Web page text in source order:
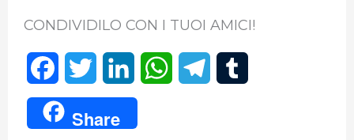
CONDIVIDILO CON I TUOI AMICI!
a
c
w
i
i
n
W
Share